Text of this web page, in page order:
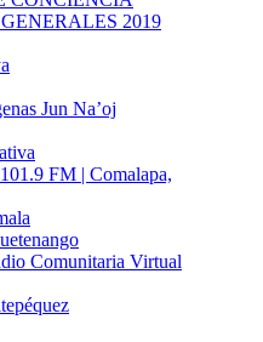
2019
Jun Na’oj
FM | Comalapa,
Comunitaria Virtual